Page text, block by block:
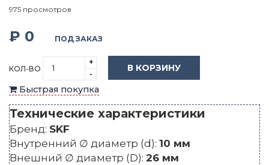
975 просмотров
₽ 0 ПОД ЗАКАЗ
КОЛ-ВО
+
-
В КОРЗИНУ
Быстрая покупка
Технические характеристики
Бренд: SKF
Внутренний ∅ диаметр (d): 10 мм
Внешний ∅ диаметр (D): 26 мм